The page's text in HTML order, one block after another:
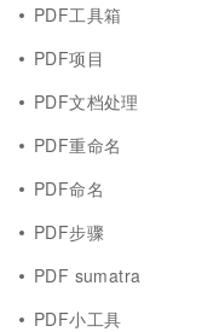
PDF工具箱
PDF项目
PDF文档处理
PDF重命名
PDF命名
PDF步骤
PDF sumatra
PDF小工具